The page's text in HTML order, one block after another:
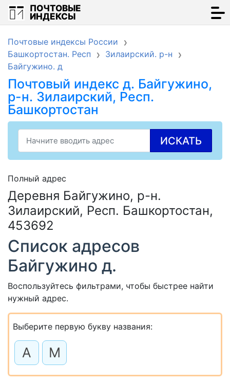
ПОЧТОВЫЕ
ИНДЕКСЫ
Почтовые индексы России
Башкортостан. Респ
Зилаирский. р-н
Байгужино. д
Почтовый индекс д. Байгужино,
р-н. Зилаирский, Респ.
Башкортостан
ИСКАТЬ
Полный адрес
Деревня Байгужино, р-н.
Зилаирский, Респ. Башкортостан,
453692
Список адресов
Байгужино д.
Воспользуйтесь фильтрами, чтобы быстрее найти
нужный адрес.
Выберите первую букву названия:
А М